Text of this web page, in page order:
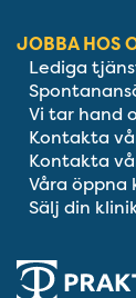
JOBBA HOS
Lediga
Vi tar hand
Kontakta
Kontakta
Våra öppna
Sälj din